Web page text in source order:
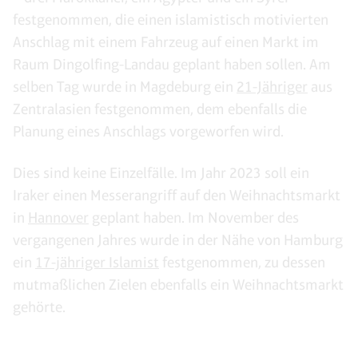
festgenommen, die einen islamistisch motivierten
Anschlag mit einem Fahrzeug auf einen Markt im
Raum Dingolfing-Landau geplant haben sollen. Am
selben Tag wurde in Magdeburg ein 21-Jähriger aus
Zentralasien festgenommen, dem ebenfalls die
Planung eines Anschlags vorgeworfen wird.
Dies sind keine Einzelfälle. Im Jahr 2023 soll ein
Iraker einen Messerangriff auf den Weihnachtsmarkt
in Hannover geplant haben. Im November des
vergangenen Jahres wurde in der Nähe von Hamburg
ein 17-jähriger Islamist
festgenommen, zu dessen
mutmaßlichen Zielen ebenfalls ein Weihnachtsmarkt
gehörte.